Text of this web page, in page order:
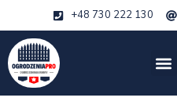
+48 730 222 130